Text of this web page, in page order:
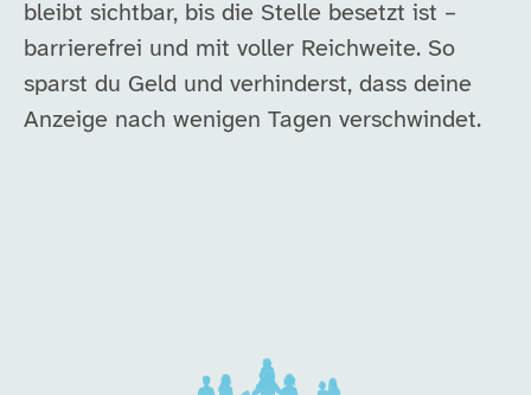
bleibt sichtbar, bis die Stelle besetzt ist –
barrierefrei und mit voller Reichweite. So
sparst du Geld und verhinderst, dass deine
Anzeige nach wenigen Tagen verschwindet.
Unsere Arbeitgeber in